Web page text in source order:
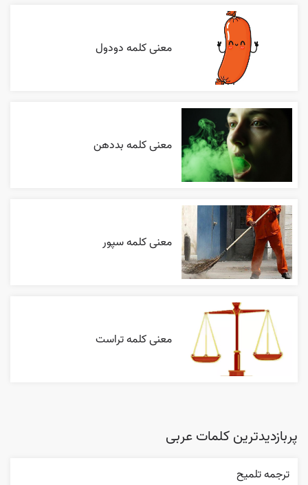
معنی کلمه دودول
معنی کلمه بددهن
معنی کلمه سپور
معنی کلمه تراست
پربازدیدترین کلمات عربی
ترجمه تلميح